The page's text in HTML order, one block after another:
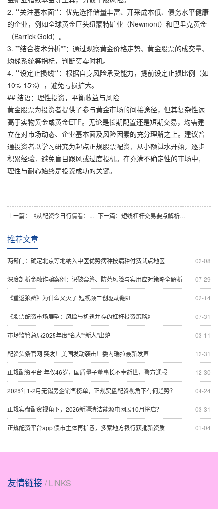
2. **关注基本面**：优先选择储量丰富、开采成本低、债务水平健康
的企业，例如全球黄金巨头纽蒙特矿业（Newmont）和巴里克黄金
（Barrick Gold）。
3. **结合技术分析**：通过观察黄金价格走势、黄金股票的成交量、
均线系统等指标，判断买卖时机。
4. **设定止损线**：根据自身风险承受能力，提前设定止损比例（如
10%-15%），避免亏损扩大。
## 结语：理性投资，平衡收益与风险
黄金股票为投资者提供了参与黄金市场的间接途径，但其复杂性远
高于实物黄金或黄金ETF。无论是长期配置还是短期交易，均需建
立在对市场动态、企业基本面及风险因素的充分理解之上。建议普
通投资者以学习研究为起点正规股票配资，从小额试水开始，逐步
积累经验，避免盲目跟风或过度投机。在充满不确定性的市场中，
理性与耐心始终是投资成功的关键。
上一篇： 《从配资今日行情看：市场风险偏好出现哪些变化？》 下一篇： 短线杠杆交易要点解析：风险把控与合规操作指南
推荐文章
02-08
两部门：确定北京等地纳入中医优势病种按病种付费试点地区
07-29
深度剖析金融诈骗案例：识破套路、防范风险与实用应对策略全解析
02-14
《重返狼群》为什么又火了 短视频二创驱动翻红
07-31
《股票配资市场展望：风险与机遇并存的杠杆投资策略》
03-11
市场监管总局2025年度“名人”“新人”出炉
12-31
配资头条官网 突发！美国发动袭击！委内瑞拉最新发声
12-30
正规配资平台 年仅46岁，国盾量子董事长不幸逝世，警方通报
04-24
2026年1-2月无锡房企销售榜单，正规实盘配资视角下有何趋势？
03-31
正规实盘配资视角下，2026新疆清洁能源电网展10月将启？
01-04
正规配资平台app 债市主体再扩容，多家地方银行获批新资质
友情链接 / LINKS